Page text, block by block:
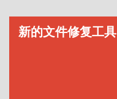
新的文件修复工具